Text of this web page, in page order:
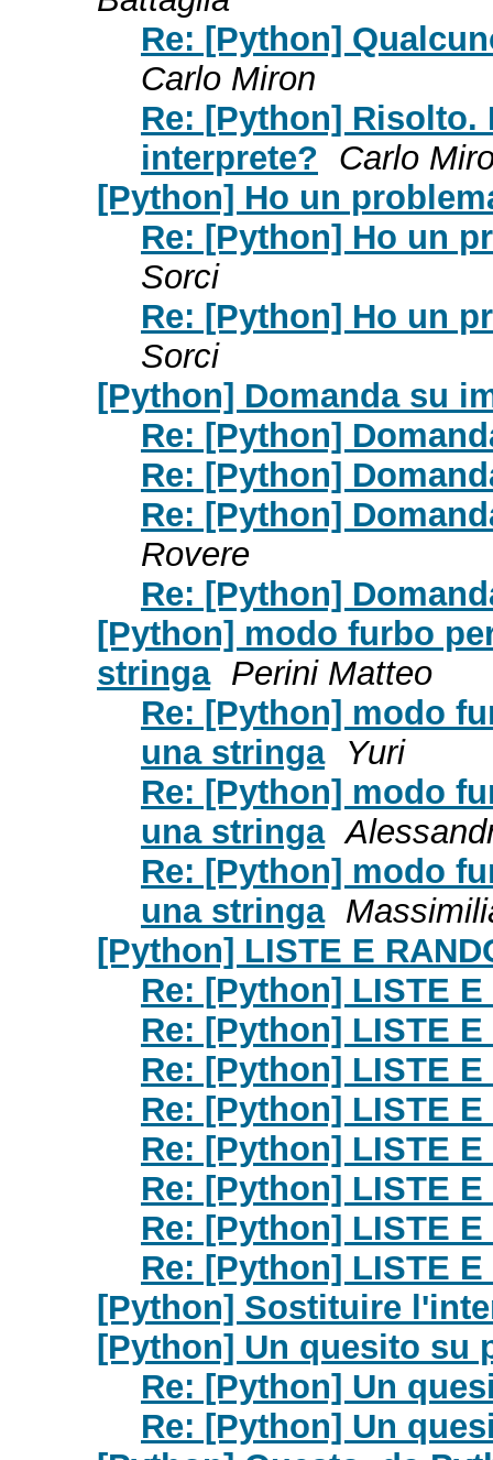
Re: [Python]
Carlo Miron
Re: [Python] Risolto.
interprete? Carlo
[Python] Ho un
Re: [Python] Ho un
Sorci
Re: [Python] Ho un
Sorci
[Python] Domanda su
Re: [Python]
Re: [Python]
Re: [Python]
Rovere
Re: [Python]
[Python] modo furbo
stringa Perini Matteo
Re: [Python] modo
una stringa
Yuri
Re: [Python] modo
una stringa
Re: [Python] modo
una stringa
[Python] LISTE E
Re: [Python] LISTE E
Re: [Python] LISTE E
Re: [Python] LISTE E
Re: [Python] LISTE E
Re: [Python] LISTE E
Re: [Python] LISTE E
Re: [Python] LISTE E
Re: [Python] LISTE E
[Python] Sostituire
[Python] Un quesito su
Re: [Python] Un
Re: [Python] Un